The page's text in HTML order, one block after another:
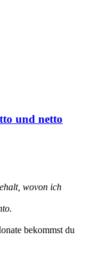
und netto
wovon ich
bekommst du